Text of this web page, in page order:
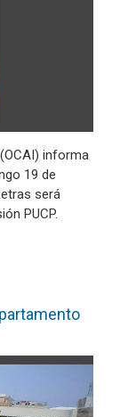
informa
19 de
será
PUCP.